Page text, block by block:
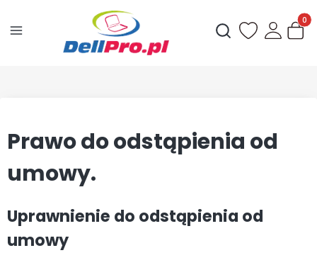
Otwórz
Prawo do odstąpienia od
umowy.
Uprawnienie do odstąpienia od
umowy